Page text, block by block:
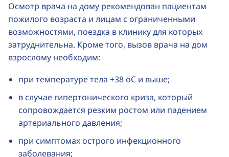
Осмотр врача на дому рекомендован пациентам
пожилого возраста и лицам с ограниченными
возможностями, поездка в клинику для которых
затруднительна. Кроме того, вызов врача на дом
взрослому необходим:
при температуре тела +38 оС и выше;
в случае гипертонического криза, который
сопровождается резким ростом или падением
артериального давления;
при симптомах острого инфекционного
заболевания;